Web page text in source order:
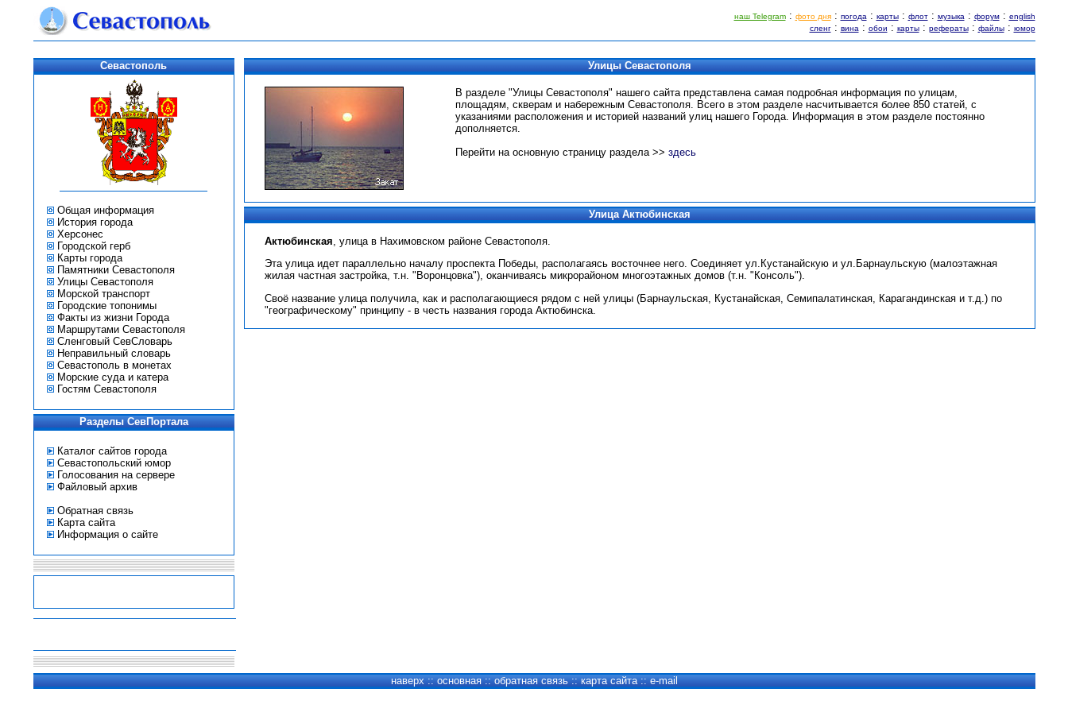
наш Telegram: фото дня: погода: карты: флот: музыка: форум: english
сленг: вина: обои : карты: рефераты: файлы: юмор
Севастополь
Общая информация
История города
Херсонес
Городской герб
Карты города
Памятники Севастополя
Улицы Севастополя
Морской транспорт
Городские топонимы
Факты из жизни Города
Маршрутами Севастополя
Сленговый СевСловарь
Неправильный словарь
Севастополь в монетах
Морские суда и катера
Гостям Севастополя
Разделы СевПортала
Каталог сайтов города
Севастопольский юмор
Голосования на сервере
Файловый архив
Обратная связь
Карта сайта
Информация о сайте
Улицы Севастополя
В разделе "Улицы Севастополя" нашего сайта представлена самая подробная информация по улицам,
площадям, скверам и набережным Севастополя. Всего в этом разделе насчитывается более 850 статей, с
указаниями расположения и историей названий улиц нашего Города. Информация в этом разделе постоянно
дополняется.
Перейти на основную страницу раздела >> здесь
Улица Актюбинская
Актюбинская, улица в Нахимовском районе Севастополя.
Эта улица идет параллельно началу проспекта Победы, располагаясь восточнее него. Соединяет ул.Кустанайскую и ул.Барнаульскую (малоэтажная
жилая частная застройка, т.н. "Воронцовка"), оканчиваясь микрорайоном многоэтажных домов (т.н. "Консоль").
Своё название улица получила, как и располагающиеся рядом с ней улицы (Барнаульская, Кустанайская, Семипалатинская, Карагандинская и т.д.) по
"географическому" принципу - в честь названия города Актюбинска.
наверх ::основная ::обратная связь :: карта сайта::e-mail